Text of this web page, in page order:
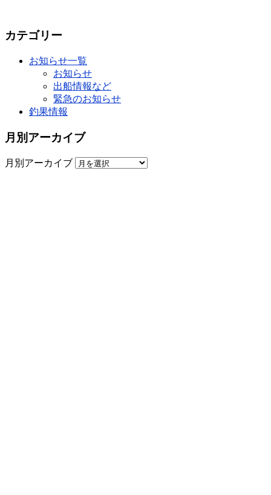
カテゴリー
お知らせ一覧
お知らせ
出船情報など
緊急のお知らせ
釣果情報
月別アーカイブ
月別アーカイブ